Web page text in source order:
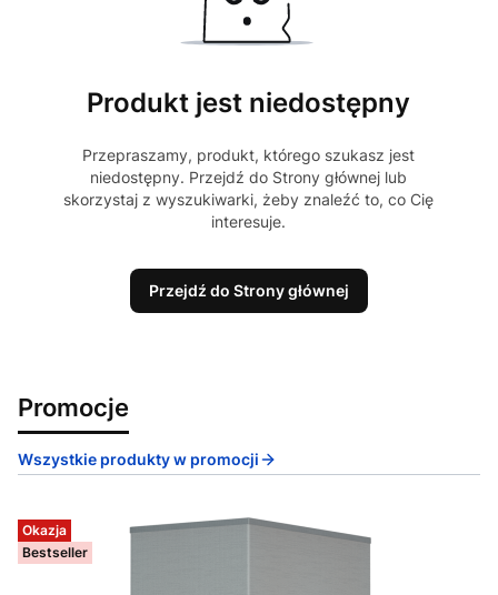
Produkt jest niedostępny
Przepraszamy, produkt, którego szukasz jest
niedostępny. Przejdź do Strony głównej lub
skorzystaj z wyszukiwarki, żeby znaleźć to, co Cię
interesuje.
Przejdź do Strony głównej
Promocje
Wszystkie produkty w promocji
Okazja
Bestseller